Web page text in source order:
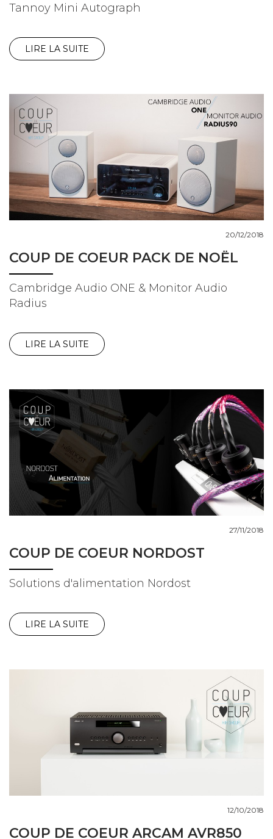
Tannoy Mini Autograph
LIRE LA SUITE
COUP DE COEUR PACK DE NOËL
20/12/2018
Cambridge Audio ONE & Monitor Audio
Radius
LIRE LA SUITE
COUP DE COEUR NORDOST
27/11/2018
Solutions d'alimentation Nordost
LIRE LA SUITE
COUP DE COEUR ARCAM AVR850
12/10/2018